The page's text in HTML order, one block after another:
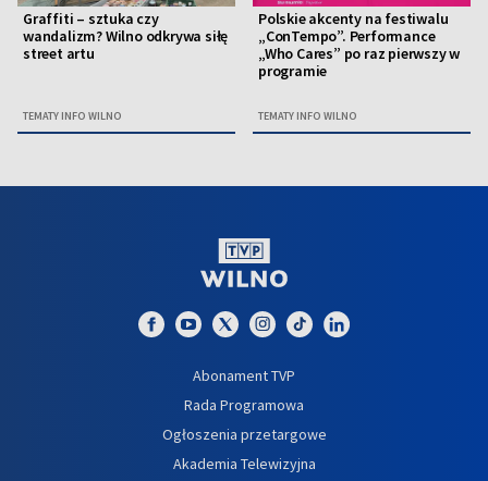
Graffiti – sztuka czy
wandalizm? Wilno odkrywa siłę
street artu
TEMATY INFO WILNO
Polskie akcenty na festiwalu
„ConTempo”. Performance
„Who Cares” po raz pierwszy w
programie
TEMATY INFO WILNO
Abonament TVP
Rada Programowa
Ogłoszenia przetargowe
Akademia Telewizyjna